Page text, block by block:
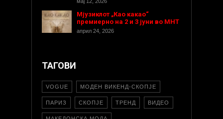
Мјузиклот „Као какао“
премиерно на 2 и 3 јуни во МНТ
април 24, 2026
ТАГОВИ
VOGUE МОДЕН ВИКЕНД-СКОПЈЕ
ПАРИЗ СКОПЈЕ ТРЕНД ВИДЕО